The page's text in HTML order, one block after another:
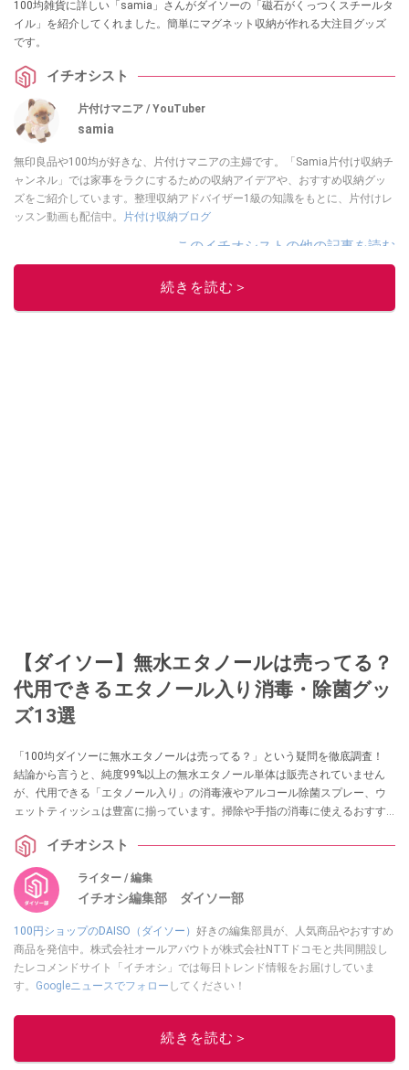
100均雑貨に詳しい「samia」さんがダイソーの「磁石がくっつくスチールタ
イル」を紹介してくれました。簡単にマグネット収納が作れる大注目グッズ
です。
イチオシスト
片付けマニア / YouTuber
samia
無印良品や100均が好きな、片付けマニアの主婦です。「Samia片付け収納チ
ャンネル」では家事をラクにするための収納アイデアや、おすすめ収納グッ
ズをご紹介しています。整理収納アドバイザー1級の知識をもとに、片付けレ
ッスン動画も配信中。
片付け収納ブログ
このイチオシストの他の記事を読む
続きを読む＞
【ダイソー】無水エタノールは売ってる？
代用できるエタノール入り消毒・除菌グッ
ズ13選
「100均ダイソーに無水エタノールは売ってる？」という疑問を徹底調査！
結論から言うと、純度99%以上の無水エタノール単体は販売されていません
が、代用できる「エタノール入り」の消毒液やアルコール除菌スプレー、ウ
ェットティッシュは豊富に揃っています。掃除や手指の消毒に使えるおすす
イチオシスト
ライター / 編集
イチオシ編集部 ダイソー部
100円ショップのDAISO（ダイソー） 好きの編集部員が、人気商品やおすすめ
商品を発信中。株式会社オールアバウトが株式会社NTTドコモと共同開設し
たレコメンドサイト「イチオシ」では毎日トレンド情報をお届けしていま
す。 Googleニュースでフォロー してください！
このイチオシストの他の記事を読む
続きを読む＞